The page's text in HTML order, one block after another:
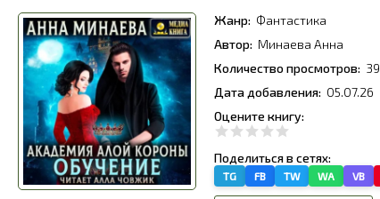
Жанр: Фантастика
Автор: Минаева Анна
Количество просмотров: 39
Дата добавления: 05.07.26
Оцените книгу:
Поделиться в сетях:
TG FB TW WA VB